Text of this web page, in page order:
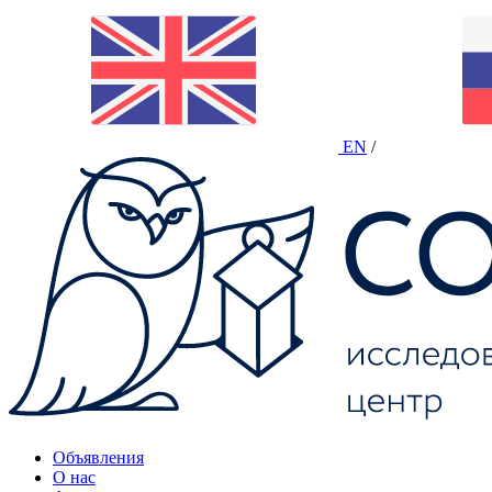
EN /
Объявления
О нас